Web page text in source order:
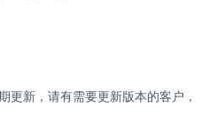
新，请有需要更新版本的客户，